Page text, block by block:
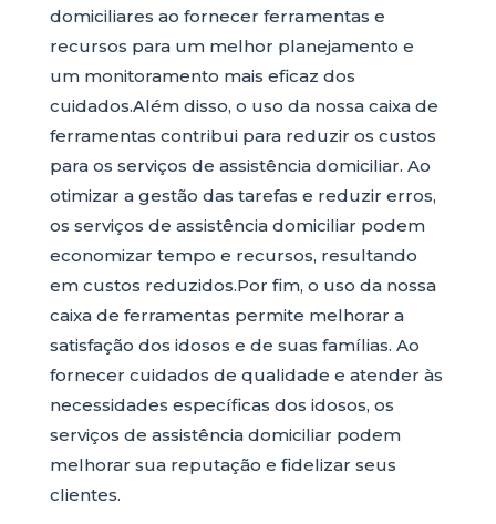
domiciliares ao fornecer ferramentas e
recursos para um melhor planejamento e
um monitoramento mais eficaz dos
cuidados.Além disso, o uso da nossa caixa de
ferramentas contribui para reduzir os custos
para os serviços de assistência domiciliar. Ao
otimizar a gestão das tarefas e reduzir erros,
os serviços de assistência domiciliar podem
economizar tempo e recursos, resultando
em custos reduzidos.Por fim, o uso da nossa
caixa de ferramentas permite melhorar a
satisfação dos idosos e de suas famílias. Ao
fornecer cuidados de qualidade e atender às
necessidades específicas dos idosos, os
serviços de assistência domiciliar podem
melhorar sua reputação e fidelizar seus
clientes.